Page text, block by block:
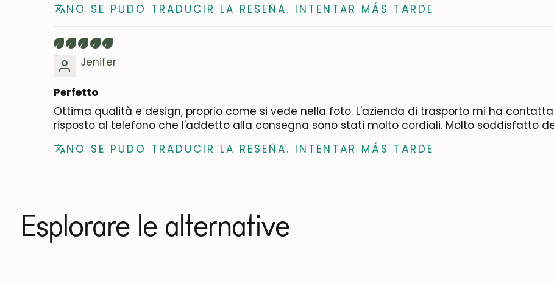
NO SE PUDO TRADUCIR LA RESEÑA. INTENTAR MÁS TARDE
Jenifer
Perfetto
Ottima qualità e design, proprio come si vede nella foto. L'azienda di trasporto mi ha
risposto al telefono che l'addetto alla consegna sono stati molto cordiali. Molto soddisfatto
NO SE PUDO TRADUCIR LA RESEÑA. INTENTAR MÁS TARDE
Esplorare le alternative